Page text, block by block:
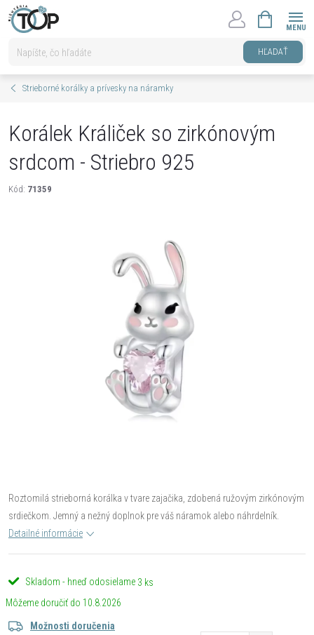
Prejsť
na
HĽADAŤ
KOŠÍK
Strieborné korálky a prívesky na náramky
Korálek Králiček so zirkónovým
srdcom - Striebro 925
Kód: 71359
Roztomilá strieborná korálka v tvare zajačika, zdobená ružovým zirkónovým
srdiečkom. Jemný a nežný doplnok pre váš náramok alebo náhrdelník.
Detailné informácie
Skladom - hneď odosielame 3 ks
10.8.2026
Možnosti doručenia